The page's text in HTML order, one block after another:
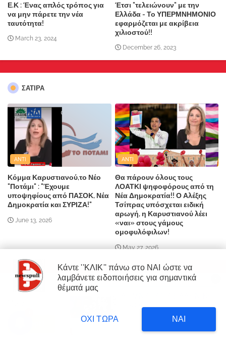
Ε.Κ : Ένας απλός τρόπος για
να μην πάρετε την νέα
ταυτότητα!
March 23, 2024
Έτσι "τελειώνουν" με την
Ελλάδα - Το ΥΠΕΡΜΝΗΜΟΝΙΟ
εφαρμόζεται με ακρίβεια
χιλιοστού!!
December 26, 2023
ΣΑΤΙΡΑ
ANTI
Κόμμα Καρυστιανού,το Νέο
"Ποτάμι" : "Έχουμε
υποψηφίους από ΠΑΣΟΚ, Νέα
Δημοκρατία και ΣΥΡΙΖΑ!"
June 13, 2026
ANTI
Θα πάρουν όλους τους
ΛΟΑΤΚΙ ψηφοφόρους από τη
Νέα Δημοκρατία!! Ο Αλέξης
Τσίπρας υπόσχεται ειδική
αρωγή, η Καρυστιανού λέει
«ναι» στους γάμους
ομοφυλόφιλων!
May 27, 2026
ΥΠΌΛΟΙΠΕΣ ΚΑΤΗΓΟΡΊΕΣ
στρέμματα έγιναν στάχτη επι
κυβέρνησης Μητσοτάκη!
Our website uses cookies to enhance your experience.
Κάντε ''ΚΛΙΚ'' πάνω στο ΝΑΙ ώστε να
λαμβάνετε ειδοποιήσεις για σημαντικά
θέματά μας
ΝΑΙ
ΟΧΙ ΤΩΡΑ